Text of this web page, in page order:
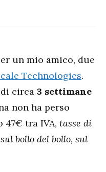
un mio amico, due
Technologies.
di circa 3 settimane
non ha perso
47€ tra IVA, tasse di
bollo del bollo, sul